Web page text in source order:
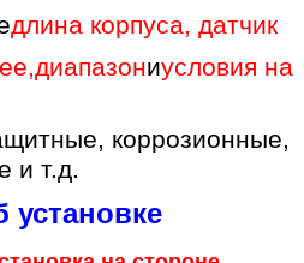
длина корпуса, датчик
,диапазониусловия на
коррозионные,
и т.д.